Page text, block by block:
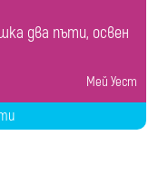
два пъти, освен
Мей Уест